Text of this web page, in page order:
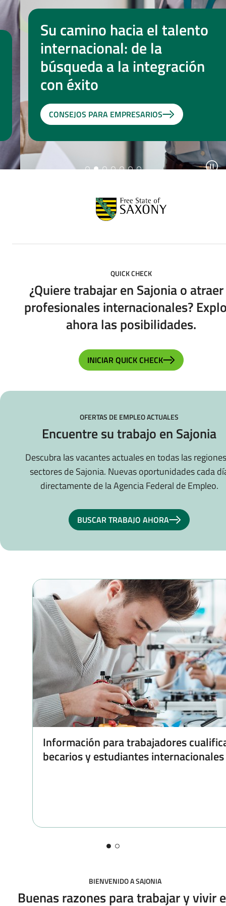
Su camino hacia el talento
internacional: de la
búsqueda a la integración
con éxito
CONSEJOS PARA EMPRESARIOS
QUICK CHECK
¿Quiere trabajar en Sajonia o
profesionales internacionales?
ahora las posibilidades.
INICIAR QUICK CHECK
OFERTAS DE EMPLEO ACTUALES
Encuentre su trabajo en Sajonia
Descubra las vacantes actuales en todas las
sectores de Sajonia. Nuevas oportunidades cada
directamente de la Agencia Federal de Empleo.
BUSCAR TRABAJO AHORA
Información para trabajadores
becarios y estudiantes internacionales
BIENVENIDO A SAJONIA
Buenas razones para trabajar y vivir